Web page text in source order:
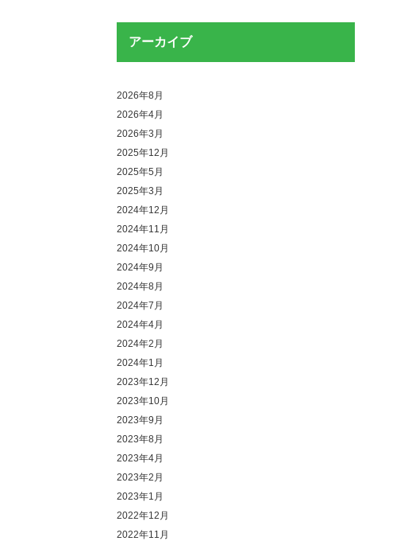
アーカイブ
2026年8月
2026年4月
2026年3月
2025年12月
2025年5月
2025年3月
2024年12月
2024年11月
2024年10月
2024年9月
2024年8月
2024年7月
2024年4月
2024年2月
2024年1月
2023年12月
2023年10月
2023年9月
2023年8月
2023年4月
2023年2月
2023年1月
2022年12月
2022年11月